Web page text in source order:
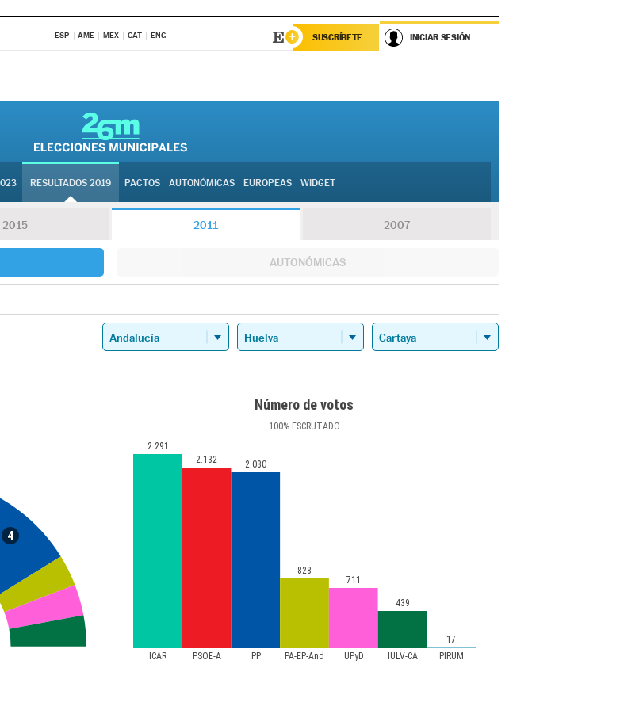
ESP AME MEX CAT ENG SUSCRÍBETE INICIAR SESIÓN
RESULTADOS 2019 PACTOS AUTONÓMICAS EUROPEAS WIDGET
2015 2011 2007
AUTONÓMICAS
4
Número de votos
100%ESCRUTADO
ICAR PSOE-A PP PA-EP-And UPyD IULV-CA PIRUM
2.291
2.132
2.080
828
711
439
17